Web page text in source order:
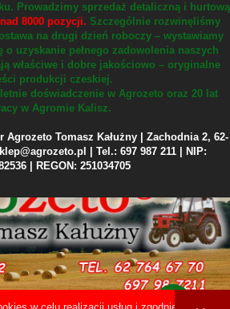
Prowadzimy sprzedaż detaliczną i hurtową
8000 pozycji. Szczególnie rozwinęliśmy
na drugi dzień roboczy – wystawiamy
o uzyskanie pełnego zadowolenia naszych
właściwe i dobre jakościowo – oryginalne
produkcji czeskiej.
doświadczenie w Agrozeto oraz 20 lat
w Agromie Kalisz.
Tomasz Kałużny | Zachodnia 2, 62-
| Tel.: 697 987 211 | NIP:
| REGON: 251034705